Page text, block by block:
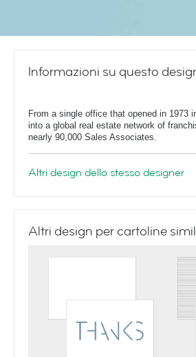
Informazioni su questo
From a single office that opened in 1973
into a global real estate network of
nearly 90,000 Sales Associates.
Altri design dello stesso designer
Altri design per cartoline